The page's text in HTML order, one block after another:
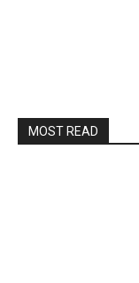
MOST READ